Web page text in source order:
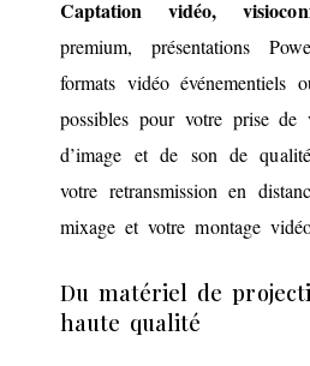
Captation vidéo,
premium, présentations
formats vidéo événementiels
possibles pour votre prise de
d’image et de son de
votre retransmission en
mixage et votre montage
Du matériel de
haute qualité